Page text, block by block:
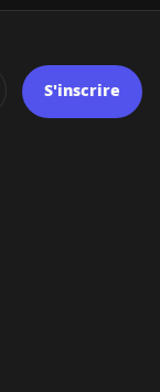
S'inscrire